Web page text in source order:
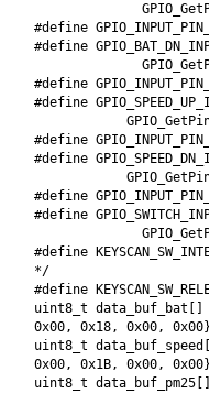
#define
#define
#define
#define
#define
#define
#define
#define
#define
*/
#define
uint8_t
0x00, 0x18, 0x00,
uint8_t
0x00, 0x1B, 0x00,
uint8_t